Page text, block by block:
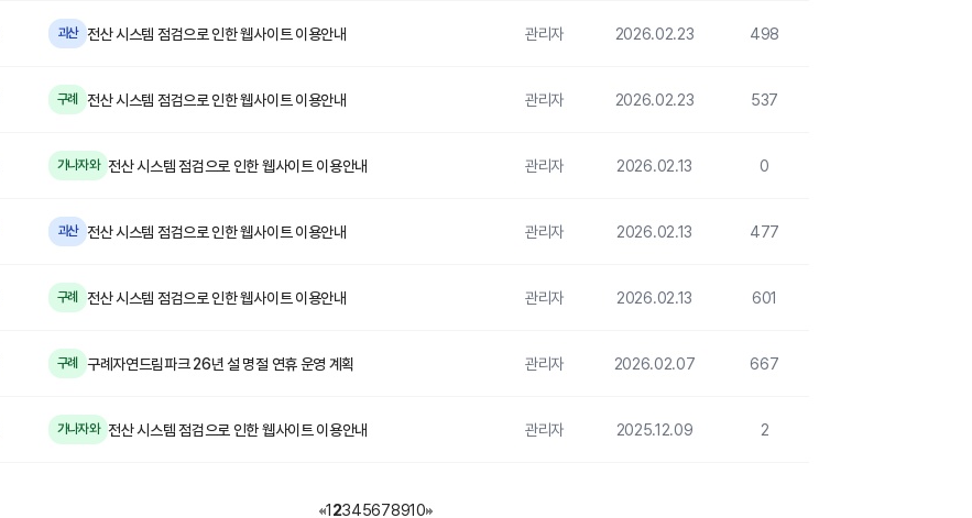
괴산 전산 시스템 점검으로 인한 웹사이트 이용안내 관리자 2026.02.23 498
구례 전산 시스템 점검으로 인한 웹사이트 이용안내 관리자 2026.02.23 537
가나자와 전산 시스템 점검으로 인한 웹사이트 이용안내 관리자 2026.02.13 0
괴산 전산 시스템 점검으로 인한 웹사이트 이용안내 관리자 2026.02.13 477
구례 전산 시스템 점검으로 인한 웹사이트 이용안내 관리자 2026.02.13 601
구례 구례자연드림파크 26년 설 명절 연휴 운영 계획 관리자 2026.02.07 667
가나자와 전산 시스템 점검으로 인한 웹사이트 이용안내 관리자 2025.12.09 2
12345678910